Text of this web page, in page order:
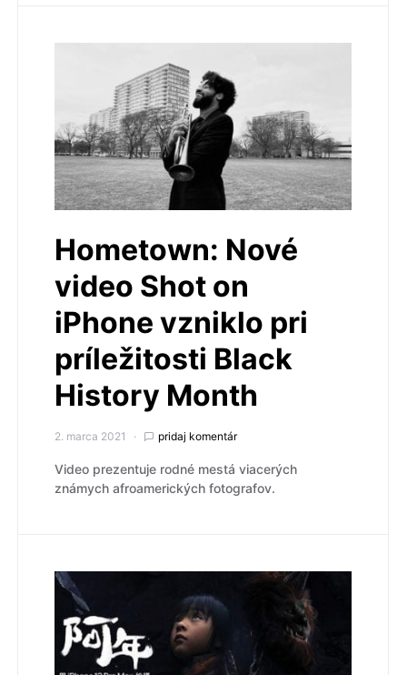
Hometown: Nové
video Shot on
iPhone vzniklo pri
príležitosti Black
History Month
2. marca 2021 pridaj komentár
Video prezentuje rodné mestá viacerých
známych afroamerických fotografov.